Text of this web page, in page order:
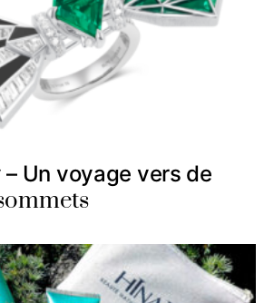
Un voyage vers de